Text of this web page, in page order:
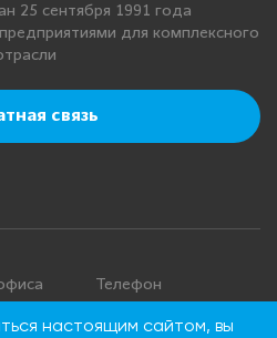
25 сентября 1991 года
для комплексного
связь
до
Телефон
+7 495 276 00 22
настоящим сайтом, вы